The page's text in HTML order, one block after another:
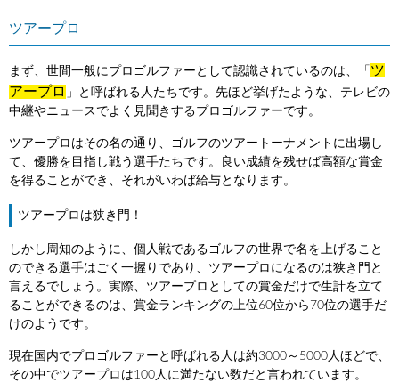
ツアープロ
まず、世間一般にプロゴルファーとして認識されているのは、「 ツ
アープロ 」と呼ばれる人たちです。先ほど挙げたような、テレビの
中継やニュースでよく見聞きするプロゴルファーです。
ツアープロはその名の通り、ゴルフのツアートーナメントに出場し
て、優勝を目指し戦う選手たちです。良い成績を残せば高額な賞金
を得ることができ、それがいわば給与となります。
ツアープロは狭き門！
しかし周知のように、個人戦であるゴルフの世界で名を上げること
のできる選手はごく一握りであり、ツアープロになるのは狭き門と
言えるでしょう。実際、ツアープロとしての賞金だけで生計を立て
ることができるのは、賞金ランキングの上位60位から70位の選手だ
けのようです。
現在国内でプロゴルファーと呼ばれる人は約3000～5000人ほどで、
その中でツアープロは100人に満たない数だと言われています。